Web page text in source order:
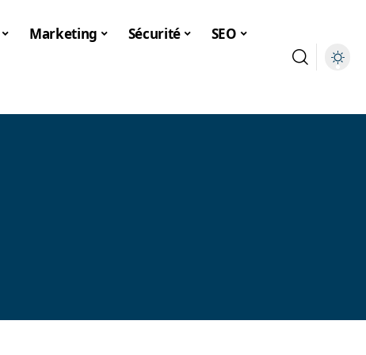
Marketing Sécurité SEO